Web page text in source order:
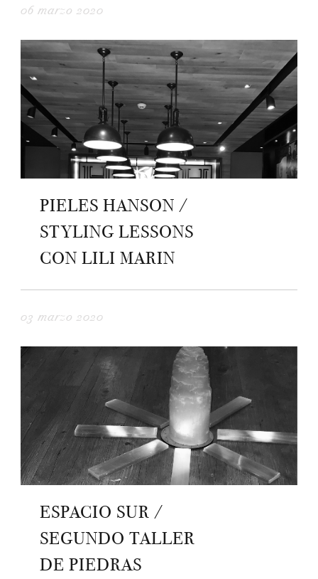
06 marzo 2020
PIELES HANSON /
STYLING LESSONS
CON LILI MARIN
03 marzo 2020
ESPACIO SUR /
SEGUNDO TALLER
DE PIEDRAS